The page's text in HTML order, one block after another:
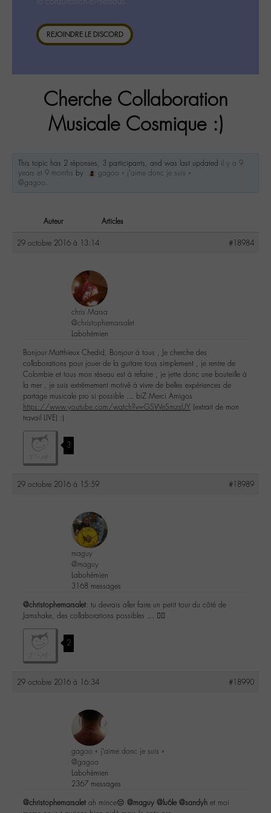
REJOINDRE LE DISCORD
Cherche Collaboration
Musicale Cosmique :)
This topic has 2 réponses, 3 participants, and was last updated il y a 9
years et 9 months by
gagoo « j’aime donc je suis »
@gagoo.
Auteur Articles
29 octobre 2016 à 13:14 #18984
chris Marsa
@christophemarsalet
Labohémien
Bonjour Matthieux Chedid, Bonjour à tous , Je cherche des
collaborations pour jouer de la guitare tous simplement , je rentre de
Colombie et tous mon réseau est à refaire , je jette donc une bouteille à
la mer , je suis extrêmement motivé à vivre de belles expériences de
partage musicale pro si possible … biZ Merci Amigos
https://www.youtube.com/watch?v=-GSWeSmzsUY (extrait de mon
travail LIVE) :)
3
29 octobre 2016 à 15:59 #18989
maguy
@maguy
Labohémien
3168 messages
@christophemarsalet: tu devrais aller faire un petit tour du côté de
Jamshake, des collaborations possibles … ✌🏼️
2
29 octobre 2016 à 16:34 #18990
gagoo « j’aime donc je suis »
@gagoo
Labohémien
2367 messages
@christophemarsalet ah mince😔 @maguy @lu6le @sandyh et moi